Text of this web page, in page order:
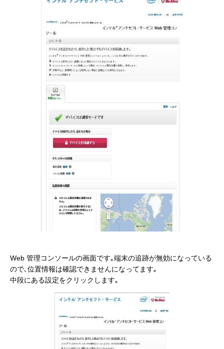
Web 管理コンソールの画面です｡端末の追跡が無効になっている
ので､位置情報は確認できませんになってます｡
中段にある設定をクリックします｡